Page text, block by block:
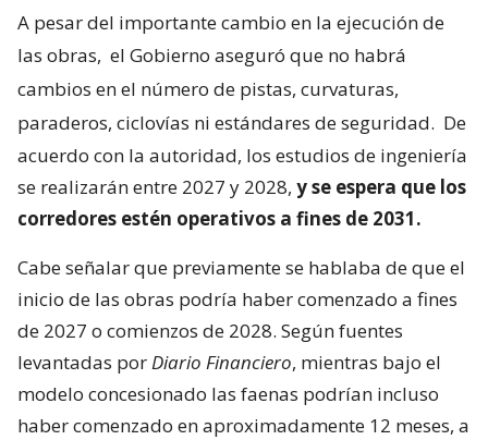
A pesar del importante cambio en la ejecución de
las obras, el Gobierno aseguró que no habrá
cambios en el número de pistas, curvaturas,
paraderos, ciclovías ni estándares de seguridad. De
acuerdo con la autoridad, los estudios de ingeniería
se realizarán entre 2027 y 2028, y se espera que los
corredores estén operativos a fines de 2031.
Cabe señalar que previamente se hablaba de que el
inicio de las obras podría haber comenzado a fines
de 2027 o comienzos de 2028. Según fuentes
levantadas porDiario Financiero, mientras bajo el
modelo concesionado las faenas podrían incluso
haber comenzado en aproximadamente 12 meses, a